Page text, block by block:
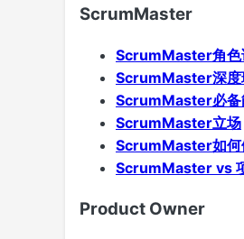
ScrumMaster
ScrumMaster角色
ScrumMaster深度
ScrumMaster必备
ScrumMaster立场
ScrumMaster如何
ScrumMaster vs
Product Owner